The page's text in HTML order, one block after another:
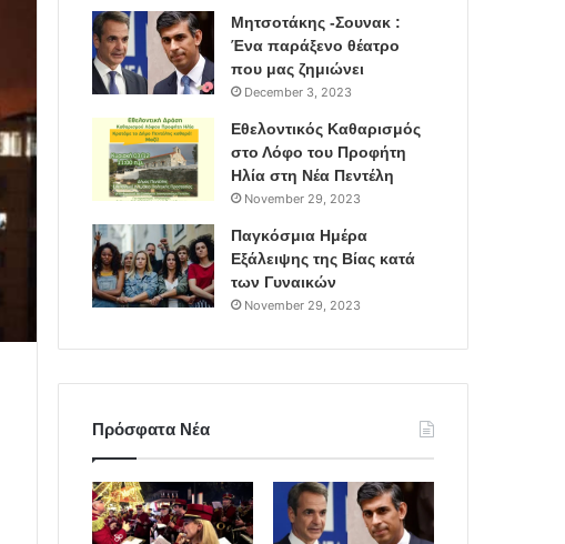
Μητσοτάκης -Σουνακ :
Ένα παράξενο θέατρο
που μας ζημιώνει
December 3, 2023
Εθελοντικός Καθαρισμός
στο Λόφο του Προφήτη
Ηλία στη Νέα Πεντέλη
November 29, 2023
Παγκόσμια Ημέρα
Εξάλειψης της Βίας κατά
των Γυναικών
November 29, 2023
Πρόσφατα Νέα